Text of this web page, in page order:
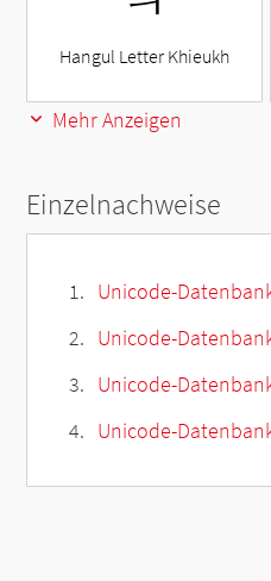
Hangul Letter Khieukh
Mehr Anzeigen
Einzelnachweise
Unicode-
Unicode-
Unicode-
Unicode-